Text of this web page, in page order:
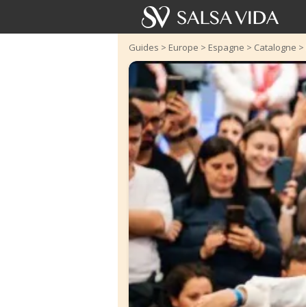
Guides > Europe > Espagne > Catalogne >